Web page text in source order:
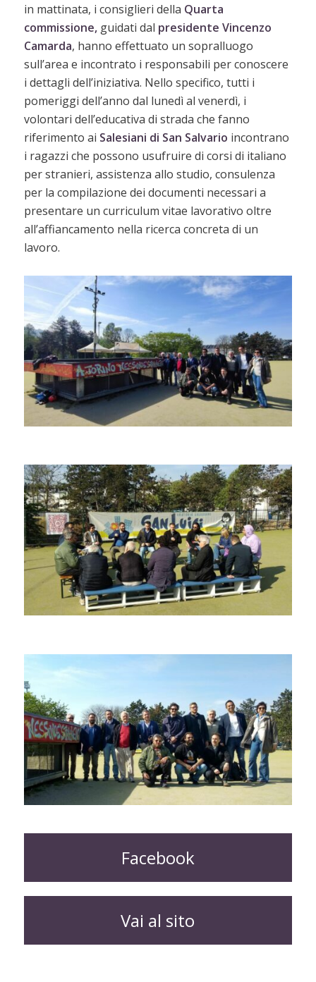
in mattinata, i consiglieri della Quarta
commissione,guidati dal presidente Vincenzo
Camarda, hanno effettuato un sopralluogo
sull’area e incontrato i responsabili per conoscere
i dettagli dell’iniziativa. Nello specifico, tutti i
pomeriggi dell’anno dal lunedì al venerdì, i
volontari dell’educativa di strada che fanno
riferimento ai Salesiani di San Salvario incontrano
i ragazzi che possono usufruire di corsi di italiano
per stranieri, assistenza allo studio, consulenza
per la compilazione dei documenti necessari a
presentare un curriculum vitae lavorativo oltre
all’affiancamento nella ricerca concreta di un
lavoro.
Facebook
Vai al sito